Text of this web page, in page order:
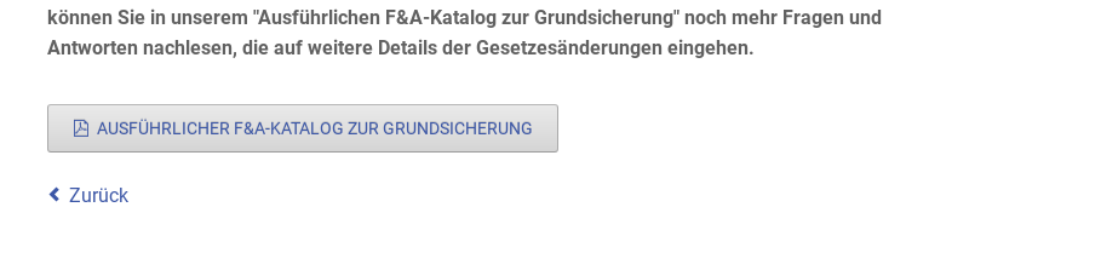
können Sie in unserem "Ausführlichen F&A-Katalog zur Grundsicherung" noch mehr Fragen und
Antworten nachlesen, die auf weitere Details der Gesetzesänderungen eingehen.
AUSFÜHRLICHER F&A-KATALOG ZUR GRUNDSICHERUNG
Zurück